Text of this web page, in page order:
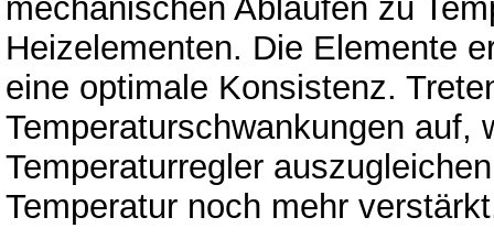
mechanischen Abläufen zu
Heizelementen. Die Elemente
eine optimale Konsistenz.
Temperaturschwankungen auf,
Temperaturregler
Temperatur noch mehr